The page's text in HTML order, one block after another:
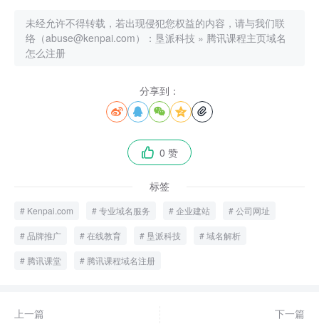
未经允许不得转载，若出现侵犯您权益的内容，请与我们联
络（abuse@kenpai.com）： 垦派科技 » 腾讯课程主页域名
怎么注册
分享到：
    
 0 赞
标签
Kenpai.com 专业域名服务 企业建站 公司网址
品牌推广 在线教育 垦派科技 域名解析
腾讯课堂 腾讯课程域名注册
上一篇
下一篇